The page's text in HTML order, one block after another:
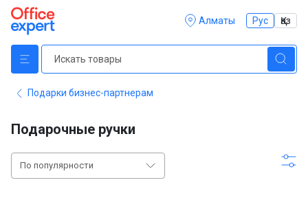
Алматы Рус Қаз
Подарки бизнес-партнерам
Подарочные ручки
По популярности